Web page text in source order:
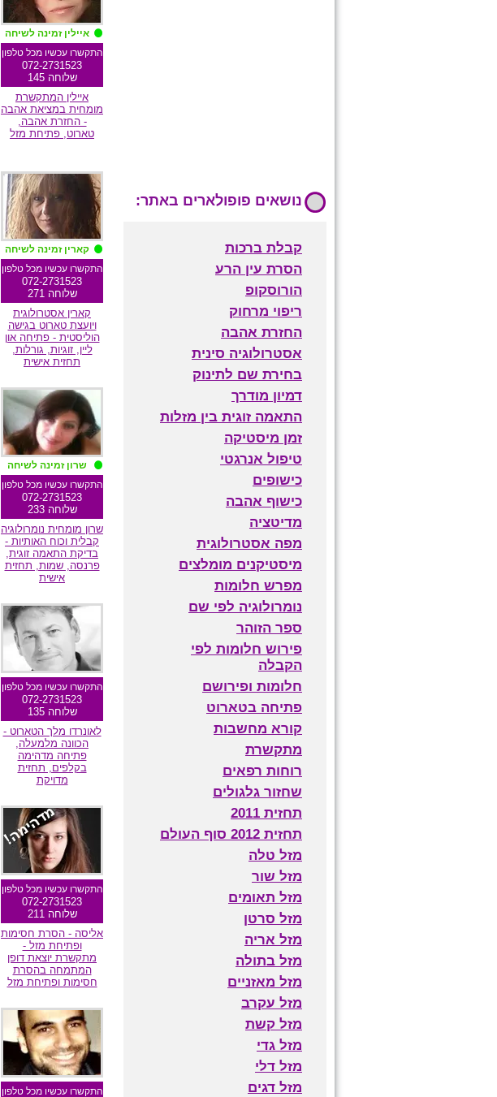
איילין זמינה לשיחה
התקשרו עכשיו מכל טלפון
072-2731523
שלוחה 145
איילין המתקשרת
מומחית במציאת אהבה
- החזרת אהבה,
טארוט, פתיחת מזל
מומלצת גולשים
קארין זמינה לשיחה
התקשרו עכשיו מכל טלפון
072-2731523
שלוחה 271
קארין אסטרולוגית
ויועצת טארוט בגישה
הוליסטית - פתיחה און
ליין, זוגיות, גורלות,
תחזית אישית
מומלצת גולשים
שרון זמינה לשיחה
התקשרו עכשיו מכל טלפון
072-2731523
שלוחה 233
שרון מומחית נומרולוגיה
קבלית וכוח האותיות -
בדיקת התאמה זוגית,
פרנסה, שמות, תחזית
אישית
מומלצת גולשים
התקשרו עכשיו מכל טלפון
072-2731523
שלוחה 135
לאונרדו מלך הטארוט -
הכוונה מלמעלה,
פתיחה מדהימה
בקלפים, תחזית
מדויקת
מומלצת גולשים
התקשרו עכשיו מכל טלפון
072-2731523
שלוחה 211
אליסה - הסרת חסימות
ופתיחת מזל -
מתקשרת יוצאת דופן
המתמחה בהסרת
חסימות ופתיחת מזל
מומלץ הגולשים
התקשרו עכשיו מכל טלפון
נושאים פופולארים באתר:
קבלת ברכות
הסרת עין הרע
הורוסקופ
ריפוי מרחוק
החזרת אהבה
אסטרולוגיה סינית
בחירת שם לתינוק
דמיון מודרך
התאמה זוגית בין מזלות
זמן מיסטיקה
טיפול אנרגטי
כישופים
כישוף אהבה
מדיטציה
מפה אסטרולוגית
מיסטיקנים מומלצים
מפרש חלומות
נומרולוגיה לפי שם
ספר הזוהר
פירוש חלומות לפי
הקבלה
חלומות ופירושם
פתיחה בטארוט
קורא מחשבות
מתקשרת
רוחות רפאים
שחזור גלגולים
תחזית 2011
תחזית 2012 סוף העולם
מזל טלה
מזל שור
מזל תאומים
מזל סרטן
מזל אריה
מזל בתולה
מזל מאזניים
מזל עקרב
מזל קשת
מזל גדי
מזל דלי
מזל דגים